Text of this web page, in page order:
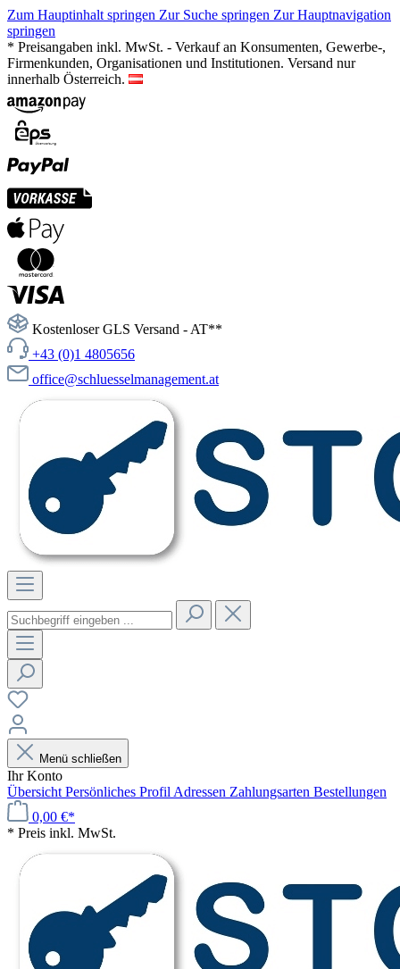
Zum Hauptinhalt springen Zur Suche springen Zur Hauptnavigation
springen
* Preisangaben inkl. MwSt. - Verkauf an Konsumenten, Gewerbe-,
Firmenkunden, Organisationen und Institutionen. Versand nur
innerhalb Österreich.
Kostenloser GLS Versand - AT**
+43 (0)1 4805656
office@schluesselmanagement.at
Menü schließen
Ihr Konto
Übersicht Persönliches Profil Adressen Zahlungsarten Bestellungen
0,00 €*
* Preis inkl. MwSt.